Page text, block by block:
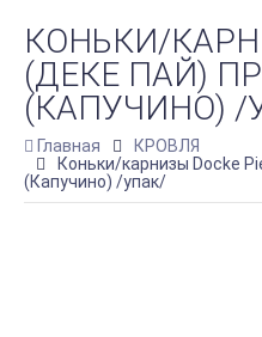
КОНЬКИ/
(ДЕКЕ ПАЙ)
(КАПУЧИНО) /
Главная
КРОВЛЯ
Коньки/карнизы Docke
(Капучино) /упак/